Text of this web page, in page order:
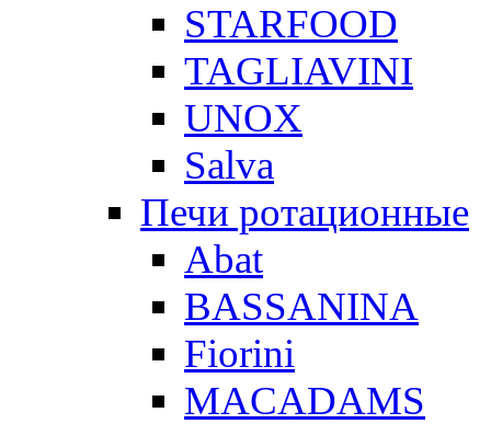
STARFOOD
TAGLIAVINI
UNOX
Salva
Печи ротационные
Abat
BASSANINA
Fiorini
MACADAMS